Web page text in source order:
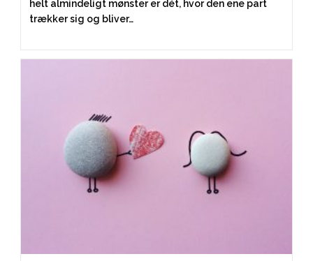
helt almindeligt mønster er dét, hvor den ene part
trækker sig og bliver…